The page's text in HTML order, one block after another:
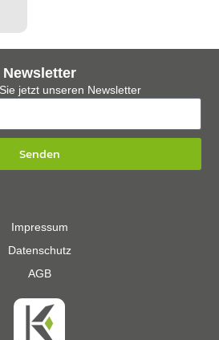
Impressum
Datenschutz
AGB
Newsletter
jetzt unseren Newsletter
Senden